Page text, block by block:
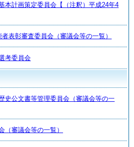
本計画策定委員会【（注釈）平成24年4
表彰審査委員会（審議会等の一覧）
考委員会
史公文書等管理委員会（審議会等の一
（審議会等の一覧）